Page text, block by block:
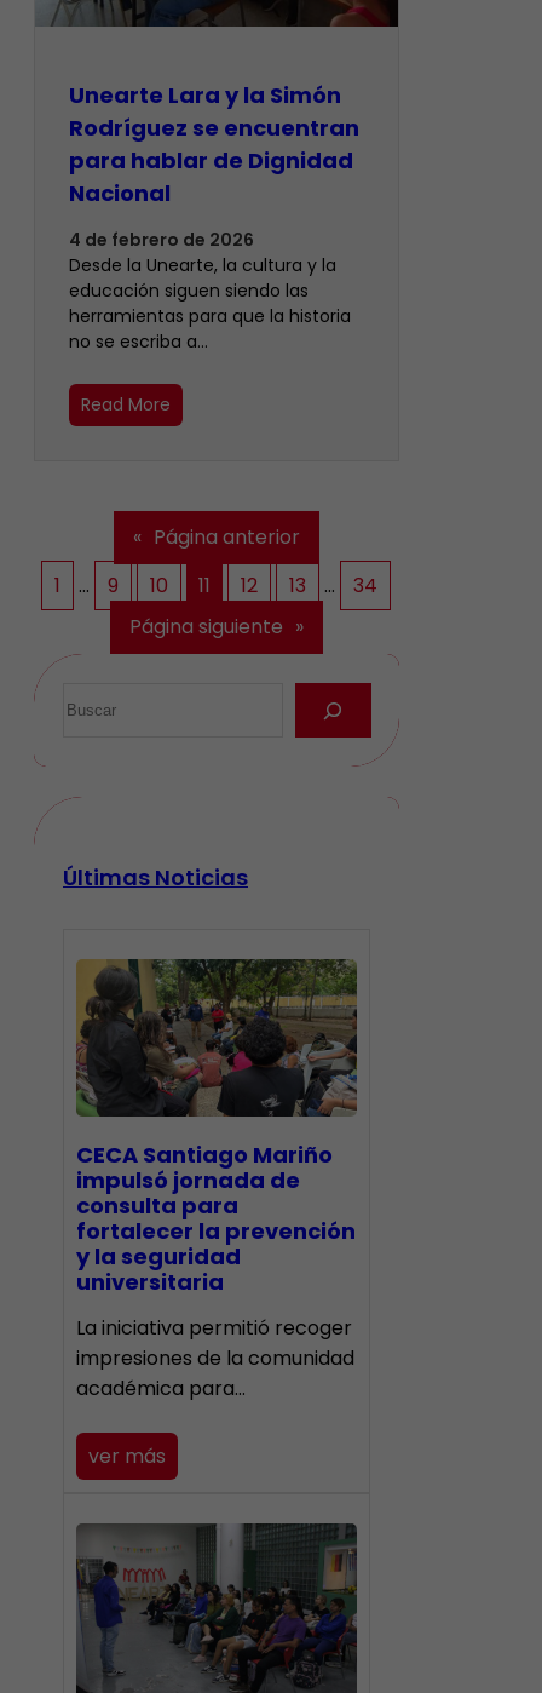
Unearte Lara y la Simón
Rodríguez se encuentran
para hablar de Dignidad
Nacional
4 de febrero de 2026
Desde la Unearte, la cultura y la
educación siguen siendo las
herramientas para que la historia
no se escriba a…
Read More
« Página anterior
1
… 9 10 11 12 13 …
34
Página siguiente »
Últimas Noticias
CECA Santiago Mariño
impulsó jornada de
consulta para
fortalecer la prevención
y la seguridad
universitaria
La iniciativa permitió recoger
impresiones de la comunidad
académica para…
ver más